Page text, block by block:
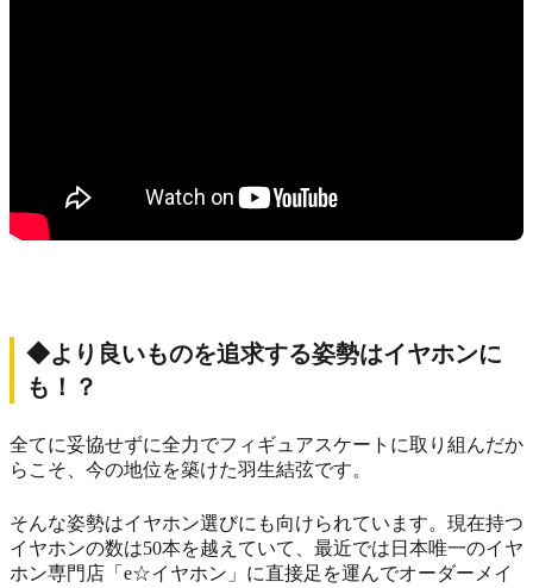
◆より良いものを追求する姿勢はイヤホンに
も！？
全てに妥協せずに全力でフィギュアスケートに取り組んだか
らこそ、今の地位を築けた羽生結弦です。
そんな姿勢はイヤホン選びにも向けられています。現在持つ
イヤホンの数は50本を越えていて、最近では日本唯一のイヤ
ホン専門店「e☆イヤホン」に直接足を運んでオーダーメイ